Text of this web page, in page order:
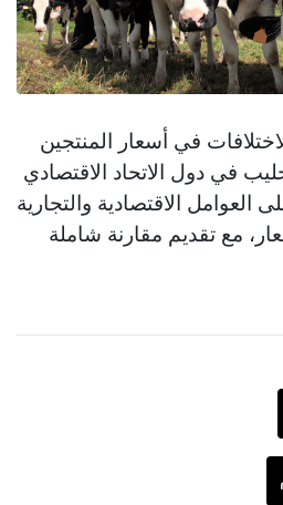
في أسعار المنتجين
في دول الاتحاد الاقتصادي
العوامل الاقتصادية والتجارية
مع تقديم مقارنة شاملة